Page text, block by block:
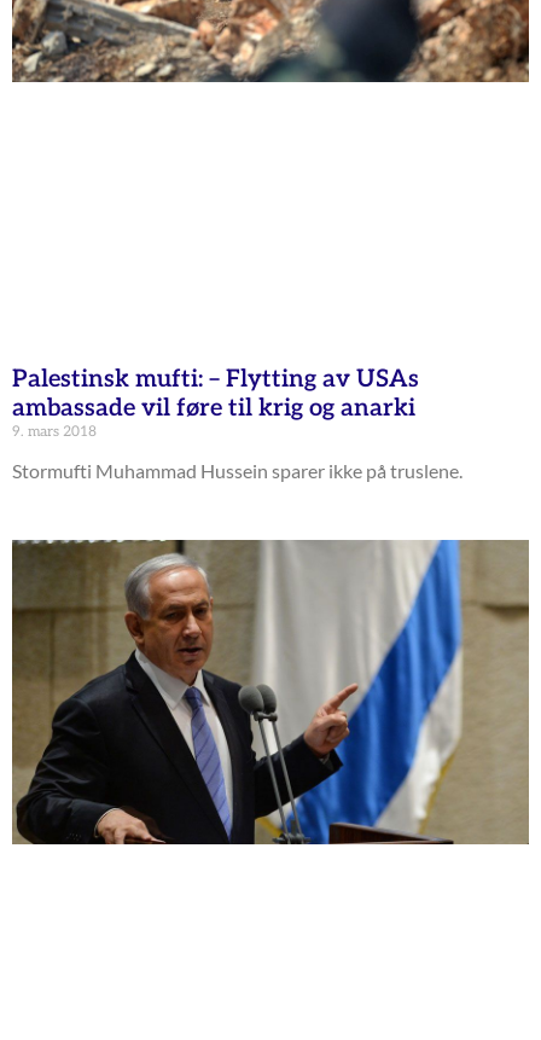
Palestinsk mufti: – Flytting av USAs
ambassade vil føre til krig og anarki
9. mars 2018
Stormufti Muhammad Hussein sparer ikke på truslene.